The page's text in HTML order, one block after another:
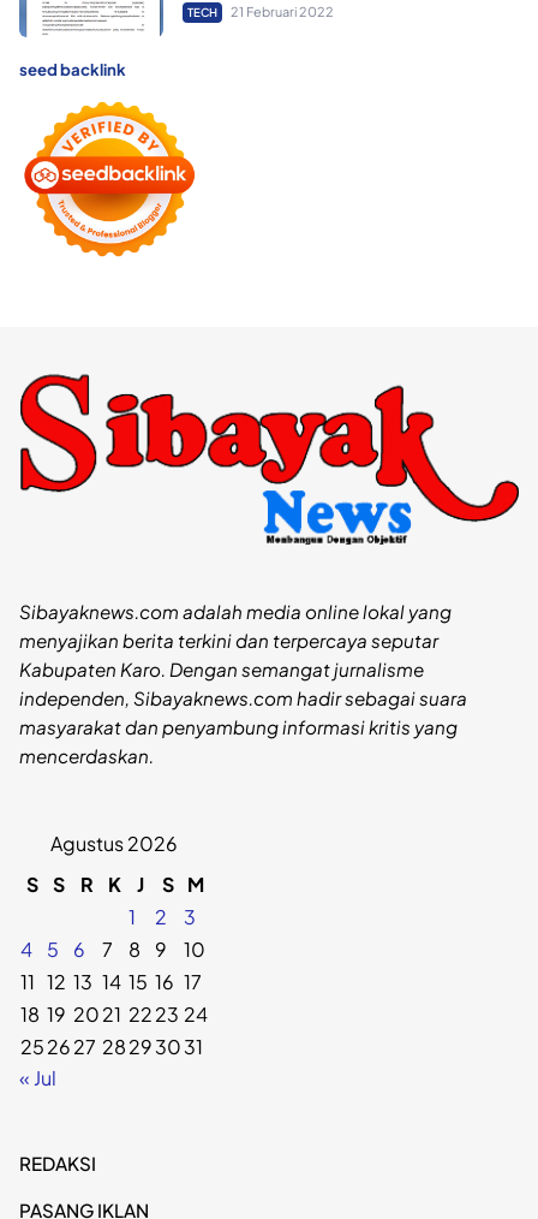
TECH 21 Februari 2022
seed backlink
Sibayaknews.com adalah media online lokal yang
menyajikan berita terkini dan terpercaya seputar
Kabupaten Karo. Dengan semangat jurnalisme
independen, Sibayaknews.com hadir sebagai suara
masyarakat dan penyambung informasi kritis yang
mencerdaskan.
Agustus 2026
S S R K J S M
1
2
3
4
5 6 7 8 9
10
11 12 13 14 15 16 17
18 19 2021 2223 24
252627 28293031
« Jul
REDAKSI
PASANG IKLAN